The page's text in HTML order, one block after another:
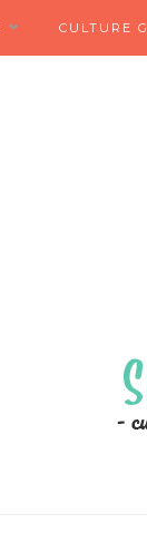
CULTURE G